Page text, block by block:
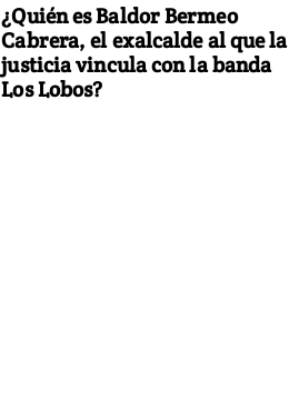
¿Quién es Baldor Bermeo
Cabrera, el exalcalde al que la
justicia vincula con la banda
Los Lobos?